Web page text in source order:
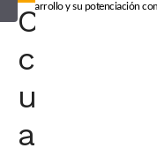
desarrollo y su potenciación
con
un
abogado